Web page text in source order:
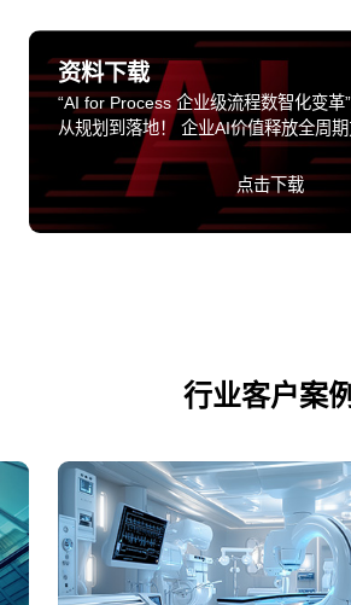
资料下载
“AI for Process 企业级流程数智化变革
从规划到落地！ 企业AI价值释放全周
点击下载
行业客户案